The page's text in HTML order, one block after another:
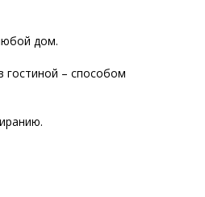
дом.
гостиной – способом